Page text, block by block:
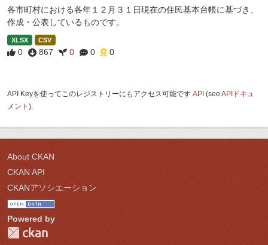
各市町村における各年１２月３１日現在の住民基本台帳に基づき、
作成・公表しているものです。
XLSX CSV
0 867 0 0 0
API Keyを使ってこのレジストリーにもアクセス可能です API (see APIドキュ
メント ).
About CKAN
CKAN API
CKANアソシエーション
Powered by